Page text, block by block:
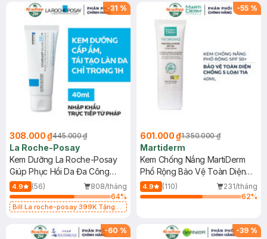
-31 %
308.000 ₫445.000 ₫
La Roche-Posay
Kem Dưỡng La Roche-Posay
Giúp Phục Hồi Da Đa Công
Dụng 40ml
4.9 (56)
808/tháng
64%
Bill La roche-posay 399K Tặng
(SL có hạn)
-55 %
601.000 ₫1.350.000 ₫
Martiderm
Kem Chống Nắng MartiDerm
Phổ Rộng Bảo Vệ Toàn Diện
40ml
4.9 (110)
231/tháng
62%
-60 % -39 %